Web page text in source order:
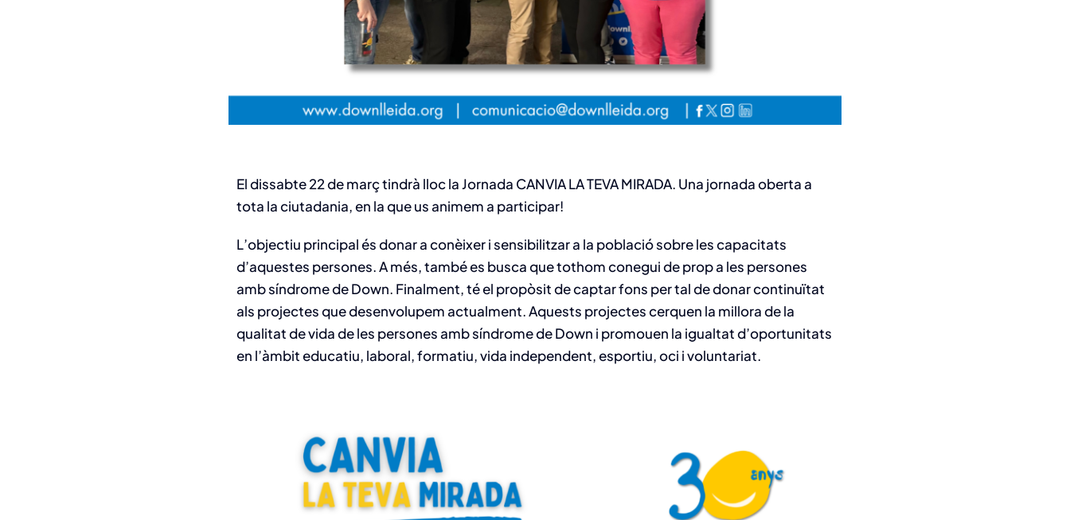
El dissabte 22 de març tindrà lloc la Jornada CANVIA LA TEVA MIRADA. Una jornada oberta a
tota la ciutadania, en la que us animem a participar!
L’objectiu principal és donar a conèixer i sensibilitzar a la població sobre les capacitats
d’aquestes persones. A més, també es busca que tothom conegui de prop a les persones
amb síndrome de Down. Finalment, té el propòsit de captar fons per tal de donar continuïtat
als projectes que desenvolupem actualment. Aquests projectes cerquen la millora de la
qualitat de vida de les persones amb síndrome de Down i promouen la igualtat d’oportunitats
en l’àmbit educatiu, laboral, formatiu, vida independent, esportiu, oci i voluntariat.